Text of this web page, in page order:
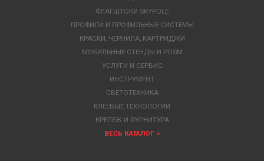
ФЛАГШТОКИ SKYPOLE
ПРОФИЛИ И ПРОФИЛЬНЫЕ СИСТЕМЫ
КРАСКИ, ЧЕРНИЛА, КАРТРИДЖИ
МОБИЛЬНЫЕ СТЕНДЫ И POSM
УСЛУГИ И СЕРВИС
ИНСТРУМЕНТ
СВЕТОТЕХНИКА
КЛЕЕВЫЕ ТЕХНОЛОГИИ
КРЕПЕЖ И ФУРНИТУРА
ВЕСЬ КАТАЛОГ >